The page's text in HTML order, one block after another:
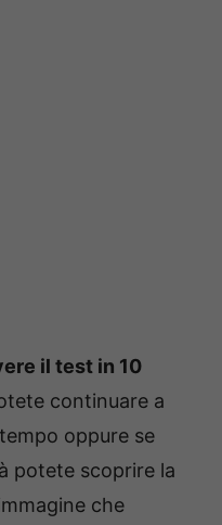
il test in 10
continuare a
oppure se
potete scoprire la
che